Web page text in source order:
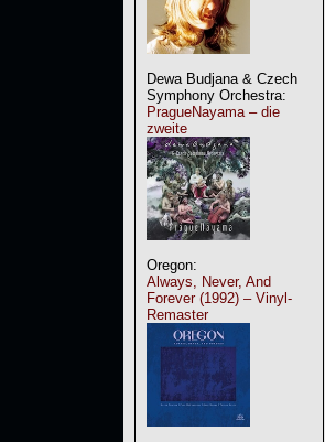
Dewa Budjana & Czech
Symphony Orchestra:
PragueNayama – die
zweite
Oregon:
Always, Never, And
Forever (1992) – Vinyl-
Remaster